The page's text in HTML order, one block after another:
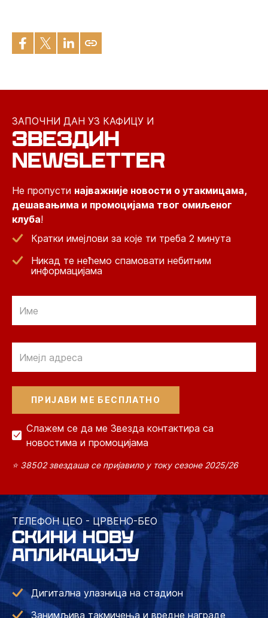
ЗАПОЧНИ ДАН УЗ КАФИЦУ И
ЗВЕЗДИН
NEWSLETTER
Не пропусти најважније новости о утакмицама,
дешавањима и промоцијама твог омиљеног
клуба!
Кратки имејлови за које ти треба 2 минута
Никад те нећемо спамовати небитним
информацијама
Слажем се да ме Звезда контактира са
новостима и промоцијама
⭐ 38502 звездаша се пријавило у току сезоне 2025/26
ТЕЛЕФОН ЦЕО - ЦРВЕНО-БЕО
СКИНИ НОВУ
АПЛИКАЦИЈУ
Дигитална улазница на стадион
Занимљива такмичења и вредне награде